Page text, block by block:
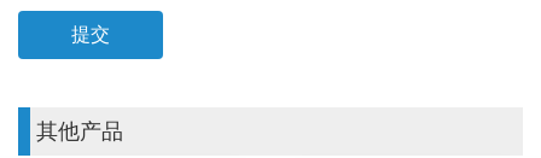
其他产品